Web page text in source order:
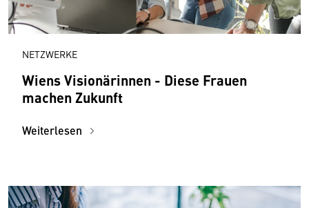
NETZWERKE
Wiens Visionärinnen - Diese Frauen
machen Zukunft
Weiterlesen